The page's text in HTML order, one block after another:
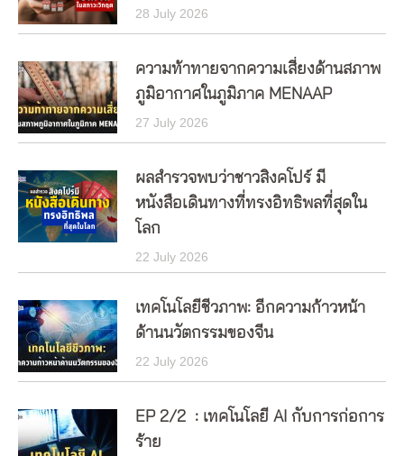
28 July 2026
ความท้าทายจากความเสี่ยงด้านสภาพ
ภูมิอากาศในภูมิภาค MENAAP
27 July 2026
ผลสำรวจพบว่าชาวสิงคโปร์ มี
หนังสือเดินทางที่ทรงอิทธิพลที่สุดใน
โลก
22 July 2026
เทคโนโลยีชีวภาพ: อีกความก้าวหน้า
ด้านนวัตกรรมของจีน
22 July 2026
EP 2/2 : เทคโนโลยี AI กับการก่อการ
ร้าย